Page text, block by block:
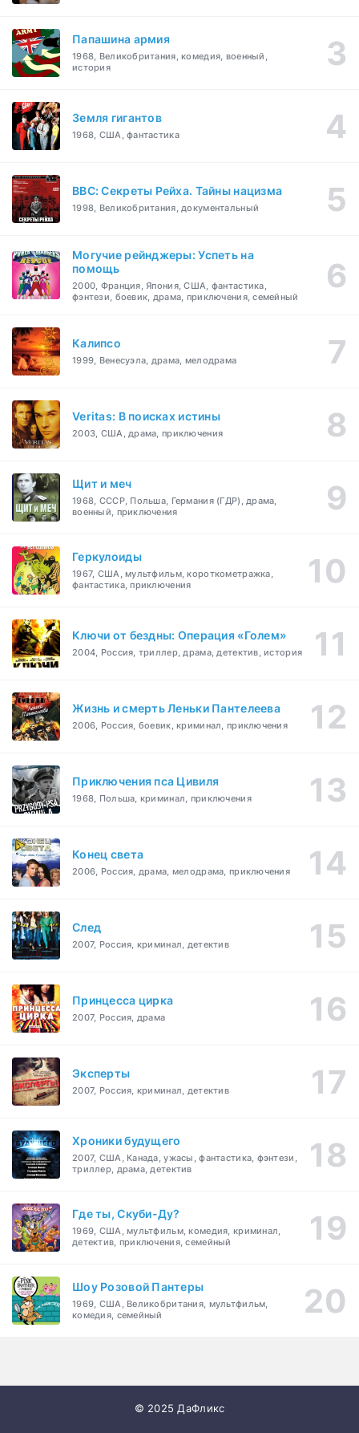
Папашина армия
1968, Великобритания, комедия, военный,
история
Земля гигантов
1968, США, фантастика
BBC: Секреты Рейха. Тайны нацизма
1998, Великобритания, документальный
Могучие рейнджеры: Успеть на
помощь
2000, Франция, Япония, США, фантастика,
фэнтези, боевик, драма, приключения, семейный
Калипсо
1999, Венесуэла, драма, мелодрама
Veritas: В поисках истины
2003, США, драма, приключения
Щит и меч
1968, СССР, Польша, Германия (ГДР), драма,
военный, приключения
Геркулоиды
1967, США, мультфильм, короткометражка,
фантастика, приключения
Ключи от бездны: Операция «Голем»
2004, Россия, триллер, драма, детектив, история
Жизнь и смерть Леньки Пантелеева
2006, Россия, боевик, криминал, приключения
Приключения пса Цивиля
1968, Польша, криминал, приключения
Конец света
2006, Россия, драма, мелодрама, приключения
След
2007, Россия, криминал, детектив
Принцесса цирка
2007, Россия, драма
Эксперты
2007, Россия, криминал, детектив
Хроники будущего
2007, США, Канада, ужасы, фантастика, фэнтези,
триллер, драма, детектив
Где ты, Скуби-Ду?
1969, США, мультфильм, комедия, криминал,
детектив, приключения, семейный
Шоу Розовой Пантеры
1969, США, Великобритания, мультфильм,
комедия, семейный
© 2025 ДаФликс